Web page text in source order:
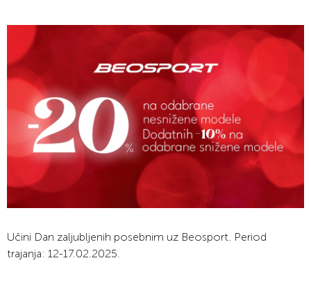
Učini Dan zaljubljenih posebnim uz Beosport. Period
trajanja: 12-17.02.2025.